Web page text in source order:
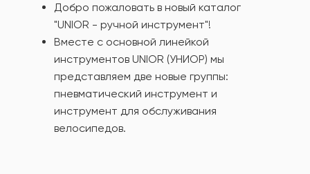
Добро пожаловать в новый каталог
"UNIOR - ручной инструмент"!
Вместе с основной линейкой
инструментов UNIOR (УНИОР) мы
представляем две новые группы:
пневматический инструмент и
инструмент для обслуживания
велосипедов.